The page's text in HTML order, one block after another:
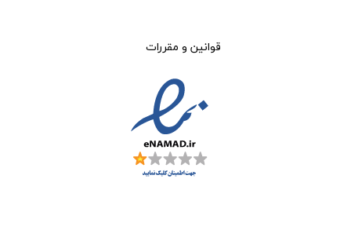
قوانین و مقررات